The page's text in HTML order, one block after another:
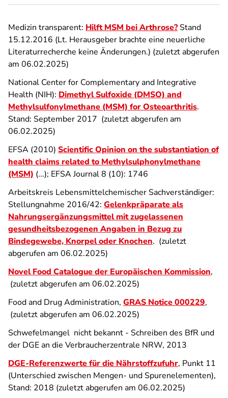
Medizin transparent: Hilft MSM bei Arthrose?Stand
15.12.2016 (Lt. Herausgeber brachte eine neuerliche
Literaturrecherche keine Änderungen.) (zuletzt abgerufen
am 06.02.2025)
National Center for Complementary and Integrative
Health (NIH): Dimethyl Sulfoxide (DMSO) and
Methylsulfonylmethane (MSM) for Osteoarthritis.
Stand: September 2017 (zuletzt abgerufen am
06.02.2025)
EFSA (2010) Scientific Opinion on the substantiation of
health claims related to Methylsulphonylmethane
(MSM) (...); EFSA Journal 8 (10): 1746
Arbeitskreis Lebensmittelchemischer Sachverständiger:
Stellungnahme 2016/42: Gelenkpräparate als
Nahrungsergänzungsmittel mit zugelassenen
gesundheitsbezogenen Angaben in Bezug zu
Bindegewebe, Knorpel oder Knochen. (zuletzt
abgerufen am 06.02.2025)
Novel Food Catalogue der Europäischen Kommission,
(zuletzt abgerufen am 06.02.2025)
Food and Drug Administration, GRAS Notice 000229,
(zuletzt abgerufen am 06.02.2025)
Schwefelmangel nicht bekannt - Schreiben des BfR und
der DGE an die Verbraucherzentrale NRW, 2013
DGE-Referenzwerte für die Nährstoffzufuhr, Punkt 11
(Unterschied zwischen Mengen- und Spurenelementen),
Stand: 2018 (zuletzt abgerufen am 06.02.2025)